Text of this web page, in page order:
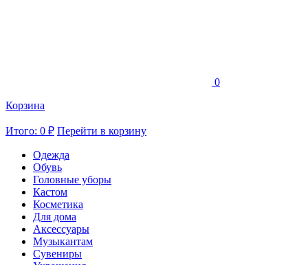
0
Корзина
Итого: 0 ₽ Перейти в корзину
Одежда
Обувь
Головные уборы
Кастом
Косметика
Для дома
Аксессуары
Музыкантам
Сувениры